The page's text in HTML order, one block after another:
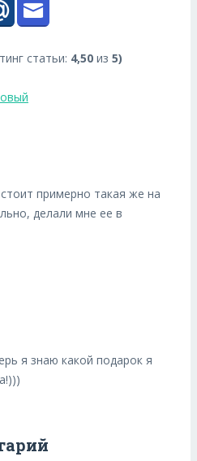
статьи: 4,50 из 5)
примерно такая же на
делали мне ее в
я знаю какой подарок я